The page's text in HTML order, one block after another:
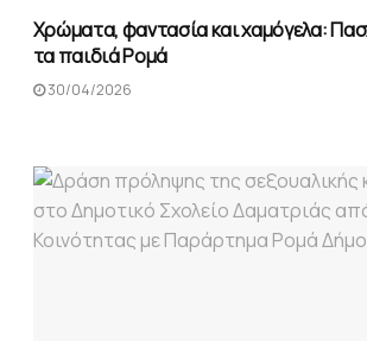
Χρώματα, φαντασία και χαμόγελα:
τα παιδιά Ρομά
30/04/2026